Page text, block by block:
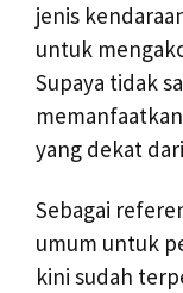
jenis
untuk
Supaya tidak
yang dekat
Sebagai
umum untuk
kini sudah